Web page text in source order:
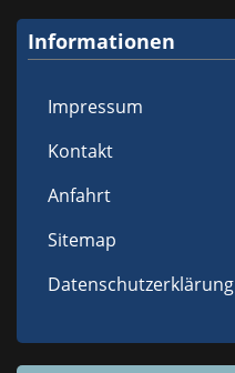
Informationen
Impressum
Kontakt
Anfahrt
Sitemap
Datenschutzerklärung